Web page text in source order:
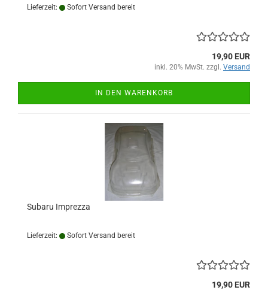
Lieferzeit: Sofort Versand bereit
19,90 EUR
inkl. 20% MwSt. zzgl. Versand
IN DEN WARENKORB
Subaru Imprezza
Lieferzeit: Sofort Versand bereit
19,90 EUR